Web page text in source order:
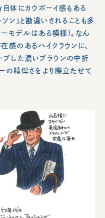
自体にカウボーイ感もある
ン」と勘違いされることも多
モデルはある模様)。なん
感のあるハイクラウンに、
ブした濃いブラウンの中折
の精悍さをより際立たせて